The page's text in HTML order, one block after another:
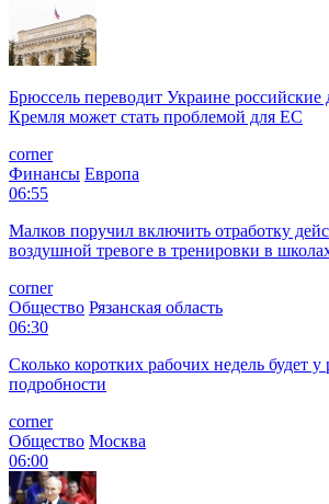
Брюссель переводит Украине российские
Кремля может стать проблемой для EC
corner
Финансы Европа
06:55
Малков поручил включить отработку
воздушной тревоге в тренировки в
corner
Общество Рязанская область
06:30
Сколько коротких рабочих недель будет у
подробности
corner
Общество Москва
06:00